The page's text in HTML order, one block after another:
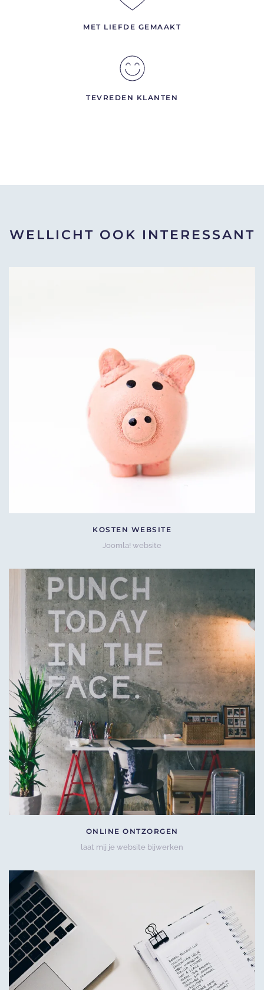
MET LIEFDE GEMAAKT
TEVREDEN KLANTEN
WELLICHT OOK INTERESSANT
KOSTEN WEBSITE
Joomla! website
ONLINE ONTZORGEN
laat mij je website bijwerken